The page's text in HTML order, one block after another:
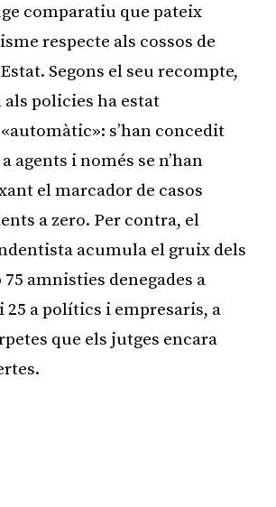
comparatiu que pateix
respecte als cossos de
Segons el seu recompte,
als policies ha estat
s’han concedit
agents i només se n’han
el marcador de casos
a zero. Per contra, el
acumula el gruix dels
amnisties denegades a
a polítics i empresaris, a
que els jutges encara